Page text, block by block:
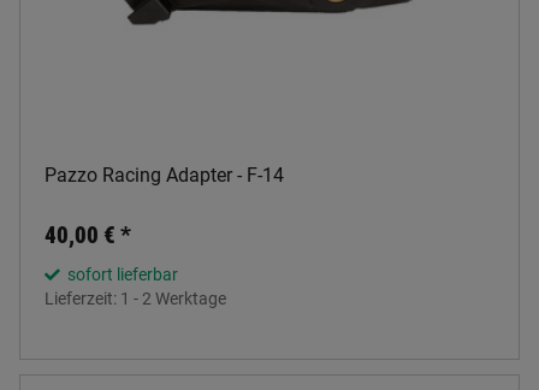
Pazzo Racing Adapter - F-14
40,00 € *
sofort lieferbar
Lieferzeit: 1 - 2 Werktage